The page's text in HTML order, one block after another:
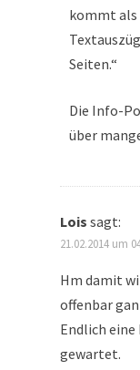
kommt als
Seiten.“
Die Info-
über
Lois sagt:
21.02.2014 um
Hm damit
offenbar
Endlich
gewartet.